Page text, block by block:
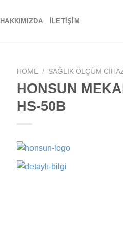
HAKKIMIZDA İLETIŞIM
HOME / SAĞLIK ÖLÇÜM
HONSUN
HS-50B